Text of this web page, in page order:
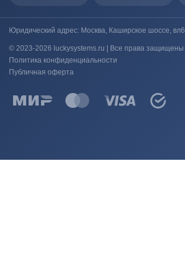
Юридический адрес: Москва, Каширское шоссе,
© 2023-2026 luckysystems.ru | Все права защищены
Политика конфиденциальности
Публичная оферта